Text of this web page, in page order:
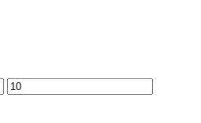
En
yüksek